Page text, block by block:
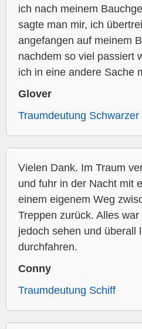
ich nach meinem
sagte man mir, ich
angefangen auf meinem
nachdem so viel passiert
ich in eine andere Sache
Glover
Traumdeutung Schwarzer
Vielen Dank. Im Traum
und fuhr in der Nacht mit
einem eigenem Weg
Treppen zurück. Alles
jedoch sehen und überall
durchfahren.
Conny
Traumdeutung Schiff